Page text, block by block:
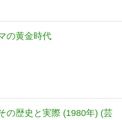
の黄金時代
の歴史と実際 (1980年) (芸